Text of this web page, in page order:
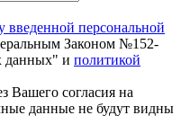
введенной персональной
Законом №152-
данных" и политикой
Вашего согласия на
данные не будут видны